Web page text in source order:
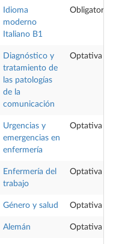
Idioma
moderno
Italiano B1
Obligatoria
Diagnóstico y
tratamiento de
las patologías
de la
comunicación
Optativa
Urgencias y
emergencias en
enfermería
Optativa
Enfermería del
trabajo
Optativa
Género y salud Optativa
Alemán Optativa